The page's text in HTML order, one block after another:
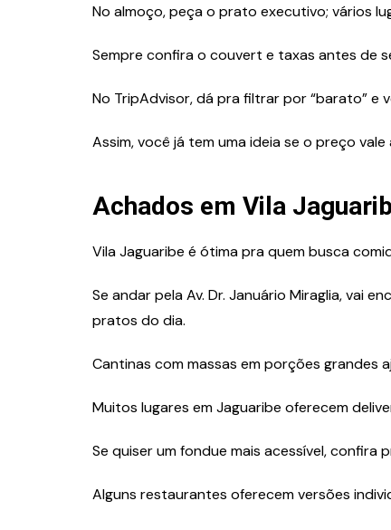
No almoço, peça o prato executivo; vários
Sempre confira o couvert e taxas antes de
No TripAdvisor, dá pra filtrar por “barato”
Assim, você já tem uma ideia se o preço vale
Achados em Vila
Vila Jaguaribe é ótima pra quem busca
Se andar pela Av. Dr. Januário Miraglia, vai
pratos do dia.
Cantinas com massas em porções grandes
Muitos lugares em Jaguaribe oferecem
Se quiser um fondue mais acessível,
Alguns restaurantes oferecem versões